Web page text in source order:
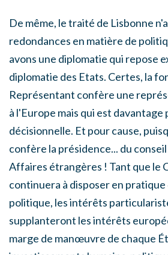
De même, le traité de Lisbonne
redondances en matière de
avons une diplomatie qui repose
diplomatie des Etats. Certes, la
Représentant confère une
à l'Europe mais qui est
décisionnelle. Et pour cause,
confère la présidence... du
Affaires étrangères ! Tant que le
continuera à disposer en pratique
politique, les intérêts
supplanteront les intérêts
marge de manœuvre de chaque